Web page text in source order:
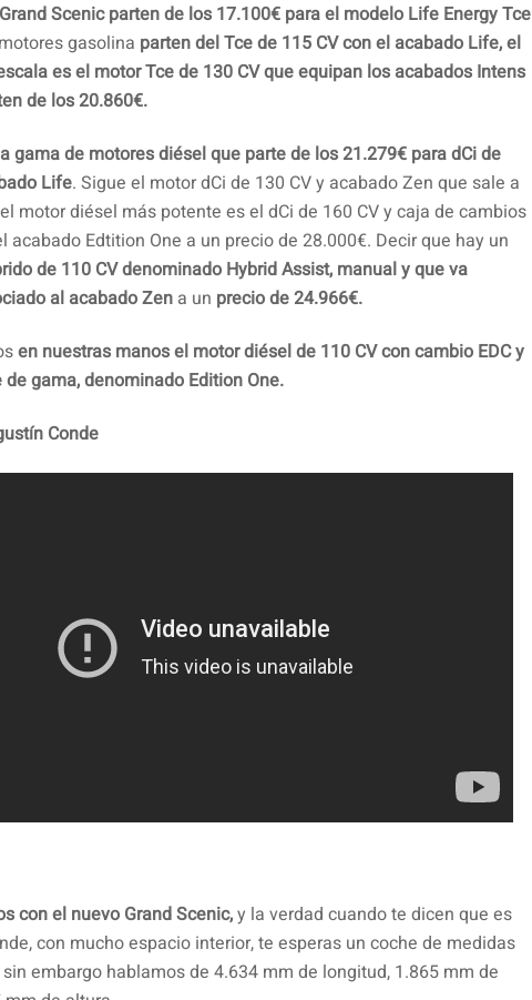
Scenic parten de los 17.100€ para el modelo Life Energy Tce
gasolina parten del Tce de 115 CV con el acabado Life, el
es el motor Tce de 130 CV que equipan los acabados Intens
de los 20.860€.
gama de motores diésel que parte de los 21.279€ para dCi de
Life. Sigue el motor dCi de 130 CV y acabado Zen que sale a
motor diésel más potente es el dCi de 160 CV y caja de cambios
acabado Edtition One a un precio de 28.000€. Decir que hay un
de 110 CV denominado Hybrid Assist, manual y que va
al acabado Zen a un precio de 24.966€.
en nuestras manos el motor diésel de 110 CV con cambio EDC y
gama, denominado Edition One.
Conde
con el nuevo Grand Scenic,y la verdad cuando te dicen que es
con mucho espacio interior, te esperas un coche de medidas
embargo hablamos de 4.634 mm de longitud, 1.865 mm de